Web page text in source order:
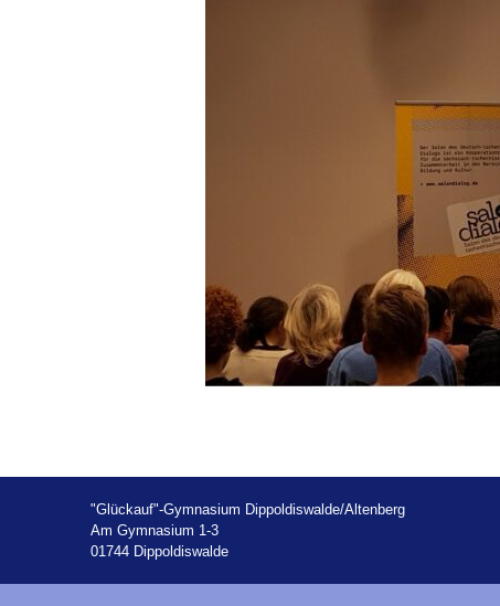
"Glückauf"-Gymnasium Dippoldiswalde/Altenberg
Am Gymnasium 1-3
01744 Dippoldiswalde